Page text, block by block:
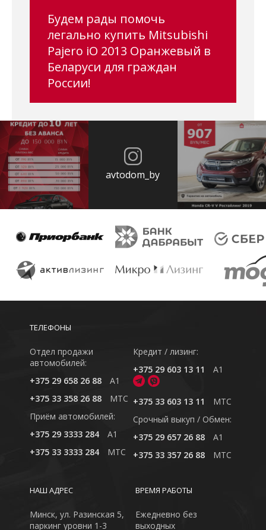
Будем рады помочь
легально купить Mitsubishi
Pajero iO 2013 Оранжевый в
Беларуси для граждан
России!
avtodom_by
ТЕЛЕФОНЫ
Отдел продажи
автомобилей:
+375 29 658 26 88
A1
+375 33 358 26 88
MTC
Приём автомобилей:
+375 29 3333 284
A1
+375 33 3333 284
MTC
Кредит / лизинг:
+375 29 603 13 11
A1
+375 33 603 13 11
MTC
Cрочный выкуп / Обмен:
+375 29 657 26 88
A1
+375 33 357 26 88
MTC
ВРЕМЯ РАБОТЫ
Ежедневно без
выходных
НАШ АДРЕС
Минск, ул. Разинская 5,
паркинг уровни 1-3